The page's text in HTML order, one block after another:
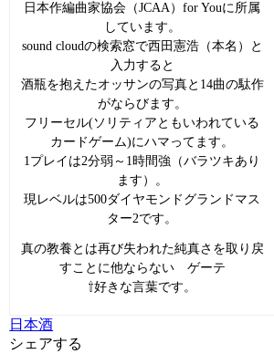
日本作編曲家協会（JCAA）for Youに所属
しています。
sound cloudの検索窓で西田憲浩（本名）と
入力すると
酒瓶を抱えたオッサンの写真と14曲の駄作
がならびます。
フリーセル(ソリティアともいわれている
カードゲーム)にハマってます。
1プレイは2分弱～1時間強（バラツキあり
ます）。
現レベルは500ダイヤモンドグランドマス
ター2です。
真の教養とは再び失われた純真さを取り戻
すことに他ならない ゲーテ
⇧好きな言葉です。
日本酒
シェアする